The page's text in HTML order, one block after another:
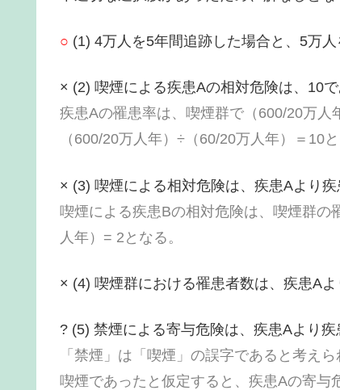
○ (1) 4万人を5年間追跡した場合と、5万
× (2) 喫煙による疾患Aの相対危険は、10で
疾患Aの罹患率は、喫煙群で（600/20万人
（600/20万人年）÷（60/20万人年）＝10と
× (3) 喫煙による相対危険は、疾患Aより
喫煙による疾患Bの相対危険は、喫煙群
人年）= 2となる。
× (4) 喫煙群における罹患者数は、疾患Aよ
? (5) 禁煙による寄与危険は、疾患Aより疾
「禁煙」は「喫煙」の誤字であると考えら
喫煙であったと仮定すると、疾患Aの寄与